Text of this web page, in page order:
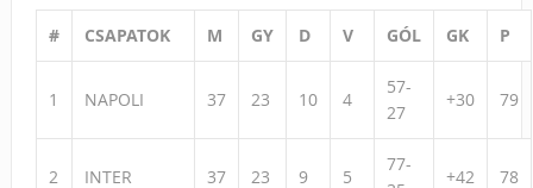
# CSAPATOK M GY D V GÓL GK P
1 NAPOLI 37 23 10 4
57-
27
+30 79
2 INTER 37 23 9 5
77-
+42 78